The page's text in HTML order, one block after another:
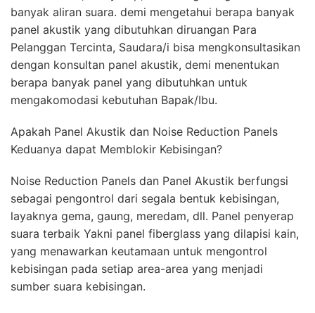
banyak aliran suara. demi mengetahui berapa banyak
panel akustik yang dibutuhkan diruangan Para
Pelanggan Tercinta, Saudara/i bisa mengkonsultasikan
dengan konsultan panel akustik, demi menentukan
berapa banyak panel yang dibutuhkan untuk
mengakomodasi kebutuhan Bapak/Ibu.
Apakah Panel Akustik dan Noise Reduction Panels
Keduanya dapat Memblokir Kebisingan?
Noise Reduction Panels dan Panel Akustik berfungsi
sebagai pengontrol dari segala bentuk kebisingan,
layaknya gema, gaung, meredam, dll. Panel penyerap
suara terbaik Yakni panel fiberglass yang dilapisi kain,
yang menawarkan keutamaan untuk mengontrol
kebisingan pada setiap area-area yang menjadi
sumber suara kebisingan.